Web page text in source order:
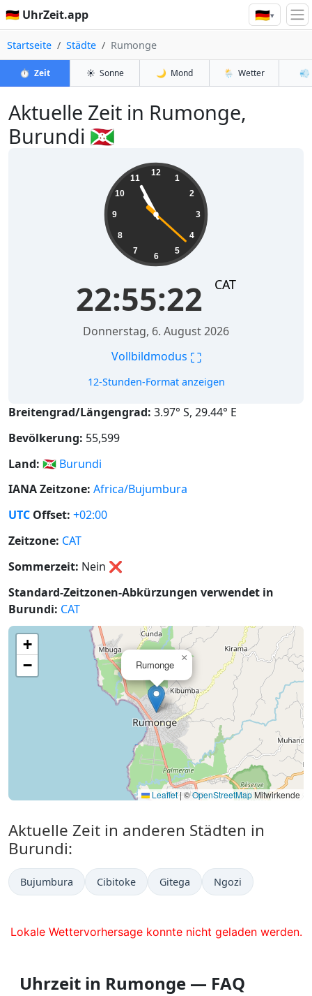
🇩🇪 UhrZeit.app 🇩🇪▾
Startseite Städte Rumonge
⏱️ Zeit ☀️ Sonne 🌙 Mond 🌦️ Wetter 💨
Aktuelle Zeit in Rumonge,
Burundi 🇧🇮
12
1
2
3
4
5
6
7
8
9
10
11
22:55:22 CAT
Donnerstag, 6. August 2026
Vollbildmodus ⛶
12-Stunden-Format anzeigen
Breitengrad/Längengrad: 3.97° S, 29.44° E
Bevölkerung: 55,599
Land: 🇧🇮 Burundi
IANA Zeitzone: Africa/Bujumbura
UTC Offset: +02:00
Zeitzone: CAT
Sommerzeit: Nein ❌
Standard-Zeitzonen-Abkürzungen verwendet in
Burundi: CAT
Rumonge
×
+
−
Leaflet|©OpenStreetMapMitwirkende
Aktuelle Zeit in anderen Städten in
Burundi:
Bujumbura Cibitoke Gitega Ngozi
Lokale Wettervorhersage konnte nicht geladen werden.
Uhrzeit in Rumonge — FAQ